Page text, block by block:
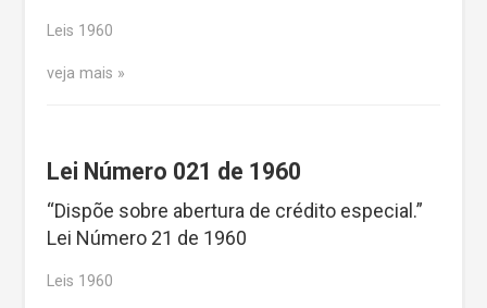
Leis 1960
veja mais
Lei Número 021 de 1960
“Dispõe sobre abertura de crédito especial.”
Lei Número 21 de 1960
Leis 1960